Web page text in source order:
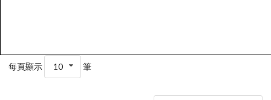
每頁顯示 10 筆